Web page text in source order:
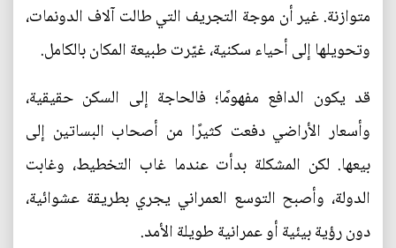
متوازنة. غير أن موجة التجريف التي طالت آلاف الدونمات،
وتحويلها إلى أحياء سكنية، غيّرت طبيعة المكان بالكامل.
قد يكون الدافع مفهومًا؛ فالحاجة إلى السكن حقيقية،
وأسعار الأراضي دفعت كثيرًا من أصحاب البساتين إلى
بيعها. لكن المشكلة بدأت عندما غاب التخطيط، وغابت
الدولة، وأصبح التوسع العمراني يجري بطريقة عشوائية،
دون رؤية بيئية أو عمرانية طويلة الأمد.